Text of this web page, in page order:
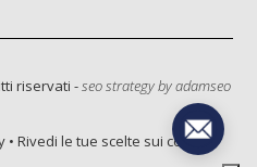
riservati - seo strategy byadamseo
• Rivedi le tue scelte sui cookie